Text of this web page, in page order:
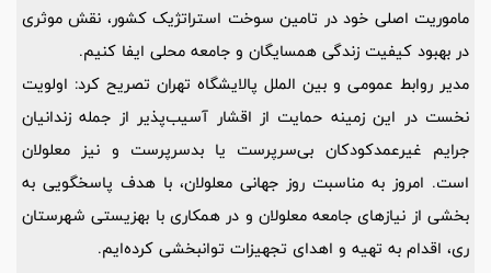
ماموریت اصلی خود در تامین سوخت استراتژیک کشور، نقش موثری
در بهبود کیفیت زندگی همسایگان و جامعه محلی ایفا کنیم.
مدیر روابط عمومی و بین الملل پالایشگاه تهران تصریح کرد: اولویت
نخست در این زمینه حمایت از اقشار آسیب‌پذیر از جمله زندانیان
جرایم غیرعمدکودکان بی‌سرپرست یا بدسرپرست و نیز معلولان
است. امروز به مناسبت روز جهانی معلولان، با هدف پاسخگویی به
بخشی از نیازهای جامعه معلولان و در همکاری با بهزیستی شهرستان
ری، اقدام به تهیه و اهدای تجهیزات توانبخشی کرده‌ایم.